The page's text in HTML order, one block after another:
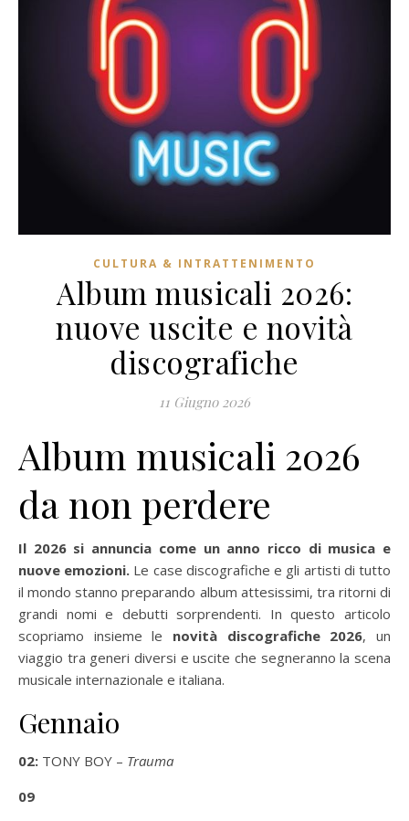
CULTURA & INTRATTENIMENTO
Album musicali 2026:
nuove uscite e novità
discografiche
11 Giugno 2026
Album musicali 2026
da non perdere
Il 2026 si annuncia come un anno ricco di musica e
nuove emozioni. Le case discografiche e gli artisti di tutto
il mondo stanno preparando album attesissimi, tra ritorni di
grandi nomi e debutti sorprendenti. In questo articolo
scopriamo insieme le novità discografiche 2026, un
viaggio tra generi diversi e uscite che segneranno la scena
musicale internazionale e italiana.
Gennaio
02: TONY BOY – Trauma
09